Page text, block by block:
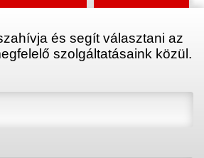
és segít választani az
szolgáltatásaink közül.